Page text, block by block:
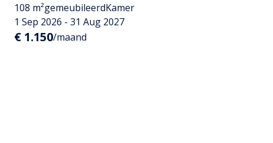
108 m²gemeubileerdKamer
1 Sep 2026 - 31 Aug 2027
€ 1.150/maand